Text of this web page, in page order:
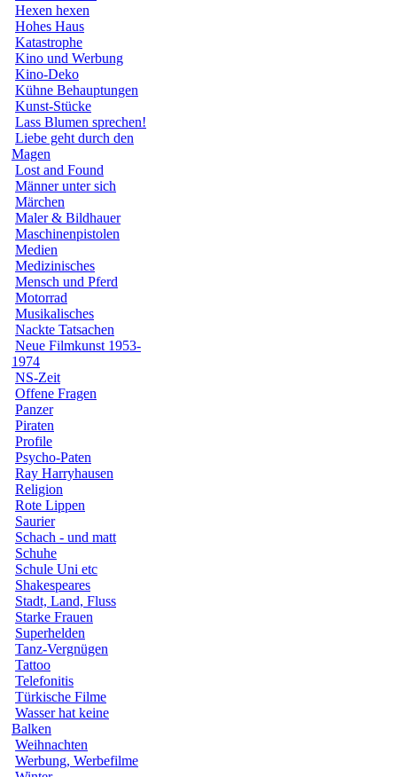
Hexen hexen
Hohes Haus
Katastrophe
Kino und Werbung
Kino-Deko
Kühne Behauptungen
Kunst-Stücke
Lass Blumen sprechen!
Liebe geht durch den
Magen
Lost and Found
Männer unter sich
Märchen
Maler & Bildhauer
Maschinenpistolen
Medien
Medizinisches
Mensch und Pferd
Motorrad
Musikalisches
Nackte Tatsachen
Neue Filmkunst 1953-
1974
NS-Zeit
Offene Fragen
Panzer
Piraten
Profile
Psycho-Paten
Ray Harryhausen
Religion
Rote Lippen
Saurier
Schach - und matt
Schuhe
Schule Uni etc
Shakespeares
Stadt, Land, Fluss
Starke Frauen
Superhelden
Tanz-Vergnügen
Tattoo
Telefonitis
Türkische Filme
Wasser hat keine
Balken
Weihnachten
Werbung, Werbefilme